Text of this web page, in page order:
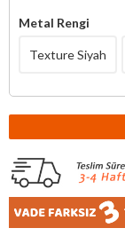
Metal Rengi
Texture Siyah